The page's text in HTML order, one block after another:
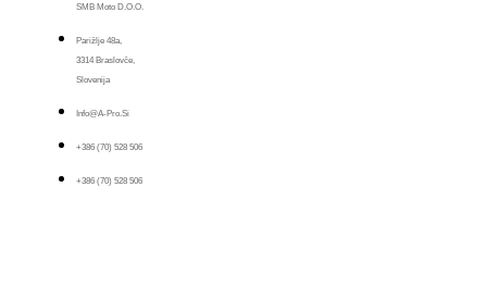
SMB Moto D.o.o.
Parižlje 48a,
3314 Braslovče,
Slovenija
Info@a-Pro.si
+386 (70) 528 506
+386 (70) 528 506